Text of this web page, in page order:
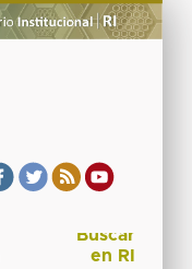
Buscar
en RI